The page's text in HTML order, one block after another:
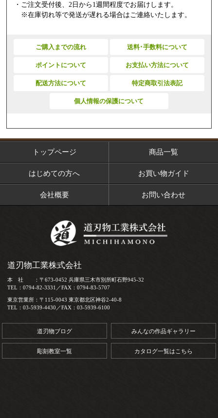
・ご注文受付後、2日から1週間程度でお届けします。
※在庫切れ等で発送が遅れる場合はご連絡いたします。
ご購入までの流れ 送料･手数料について
ポイントについて お支払い方法について
配送方法について 特定商取引法表記
個人情報の保護について
トップページ 商品一覧
はじめての方へ お買い物ガイド
会社概要 お問い合わせ
道刃物工業株式会社
本 社 ：〒673-0452 兵庫県三木市別所町石野945-32
TEL：0794-82-3331／FAX：0794-83-5707
東京営業所：〒115-0043 東京都北区神谷2-40-8
TEL：03-5939-4430／FAX：03-5939-6100
道刃物ブログ みんなの作品ギャラリー
彫刻教室一覧 カタログ一覧はこちら